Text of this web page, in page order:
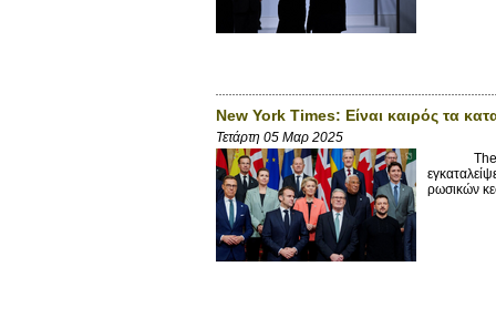
New York Times: Είναι καιρός τα
Τετάρτη 05 Μαρ 2025
The
ρωσικών